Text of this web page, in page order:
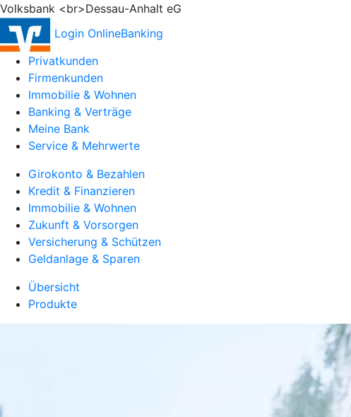
Volksbank <br>Dessau-Anhalt eG
Login OnlineBanking
Privatkunden
Firmenkunden
Immobilie & Wohnen
Banking & Verträge
Meine Bank
Service & Mehrwerte
Girokonto & Bezahlen
Kredit & Finanzieren
Immobilie & Wohnen
Zukunft & Vorsorgen
Versicherung & Schützen
Geldanlage & Sparen
Übersicht
Produkte